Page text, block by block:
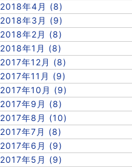
2018年4月 (8)
2018年3月 (9)
2018年2月 (8)
2018年1月 (8)
2017年12月 (8)
2017年11月 (9)
2017年10月 (9)
2017年9月 (8)
2017年8月 (10)
2017年7月 (8)
2017年6月 (9)
2017年5月 (9)